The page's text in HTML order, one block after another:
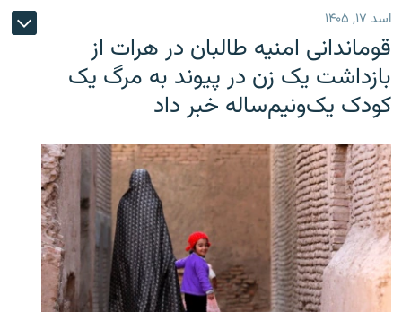
اسد ۱۷, ۱۴۰۵
قوماندانی امنیه طالبان در هرات از
بازداشت یک زن در پیوند به مرگ یک
کودک یک‌ونیم‌ساله خبر داد